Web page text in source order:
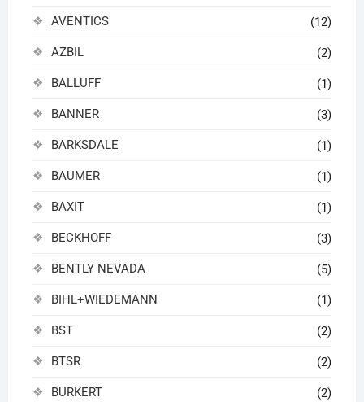
AVENTICS (12)
AZBIL (2)
BALLUFF (1)
BANNER (3)
BARKSDALE (1)
BAUMER (1)
BAXIT (1)
BECKHOFF (3)
BENTLY NEVADA (5)
BIHL+WIEDEMANN (1)
BST (2)
BTSR (2)
BURKERT (2)